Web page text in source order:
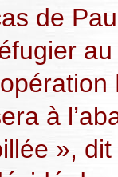
de
à
»,